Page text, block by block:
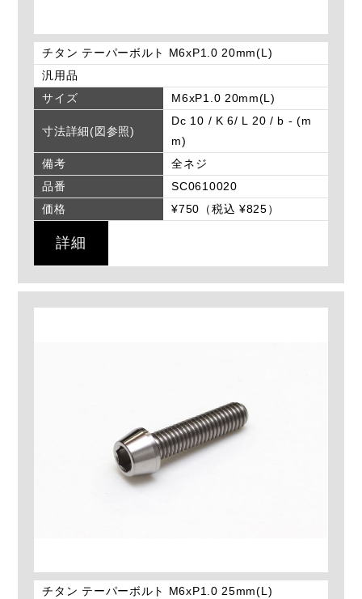
チタン テーパーボルト M6xP1.0 20mm(L)
汎用品
サイズ
M6xP1.0 20mm(L)
寸法詳細(図参照)
Dc 10 / K 6/ L 20 / b - (m
m)
備考
全ネジ
品番
SC0610020
価格
¥750（税込 ¥825）
詳細
チタン テーパーボルト M6xP1.0 25mm(L)